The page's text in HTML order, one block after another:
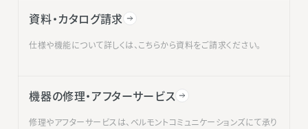
資料・カタログ請求
仕様や機能について詳しくは、こちらから資料をご請求ください。
機器の修理・アフターサービス
修理やアフターサービスは、ベルモントコミュニケーションズにて承り